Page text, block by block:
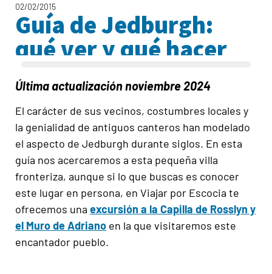
02/02/2015
Guía de Jedburgh:
qué ver y qué hacer
Última actualización noviembre 2024
El carácter de sus vecinos, costumbres locales y
la genialidad de antiguos canteros han modelado
el aspecto de Jedburgh durante siglos. En esta
guía nos acercaremos a esta pequeña villa
fronteriza, aunque si lo que buscas es conocer
este lugar en persona, en Viajar por Escocia te
ofrecemos una excursión a la Capilla de Rosslyn y
el Muro de Adriano en la que visitaremos este
encantador pueblo.